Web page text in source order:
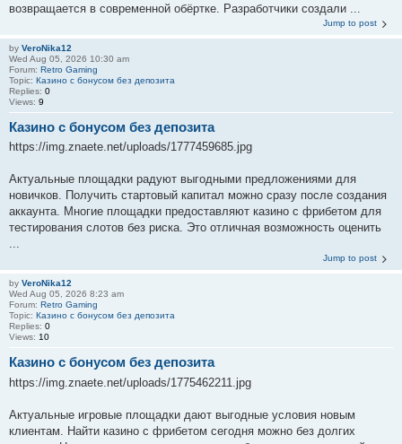
возвращается в современной обёртке. Разработчики создали ...
Jump to post
by VeroNika12
Wed Aug 05, 2026 10:30 am
Forum: Retro Gaming
Topic: Казино с бонусом без депозита
Replies: 0
Views: 9
Казино с бонусом без депозита
https://img.znaete.net/uploads/1777459685.jpg
Актуальные площадки радуют выгодными предложениями для
новичков. Получить стартовый капитал можно сразу после создания
аккаунта. Многие площадки предоставляют казино с фрибетом для
тестирования слотов без риска. Это отличная возможность оценить
...
Jump to post
by VeroNika12
Wed Aug 05, 2026 8:23 am
Forum: Retro Gaming
Topic: Казино с бонусом без депозита
Replies: 0
Views: 10
Казино с бонусом без депозита
https://img.znaete.net/uploads/1775462211.jpg
Актуальные игровые площадки дают выгодные условия новым
клиентам. Найти казино с фрибетом сегодня можно без долгих